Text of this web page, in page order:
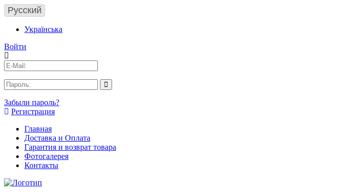
Русский
Українська
Войти
Забыли пароль?
Регистрация
Главная
Доставка и Оплата
Гарантия и возврат товара
Фотогалерея
Контакты